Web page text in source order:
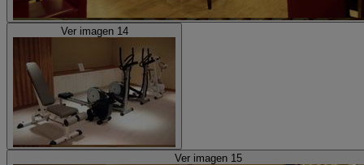
Ver imagen 14
Ver imagen 15